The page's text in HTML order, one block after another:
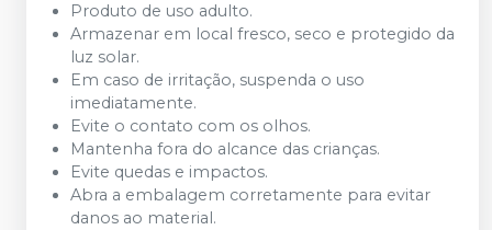
Produto de uso adulto.
Armazenar em local fresco, seco e protegido da
luz solar.
Em caso de irritação, suspenda o uso
imediatamente.
Evite o contato com os olhos.
Mantenha fora do alcance das crianças.
Evite quedas e impactos.
Abra a embalagem corretamente para evitar
danos ao material.